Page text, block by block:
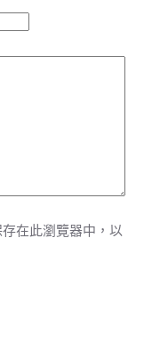
在此瀏覽器中，以